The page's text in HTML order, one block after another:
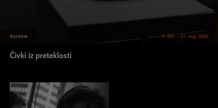
Razstave 4. feb. – 23. avg. 2026
Čivki iz preteklosti